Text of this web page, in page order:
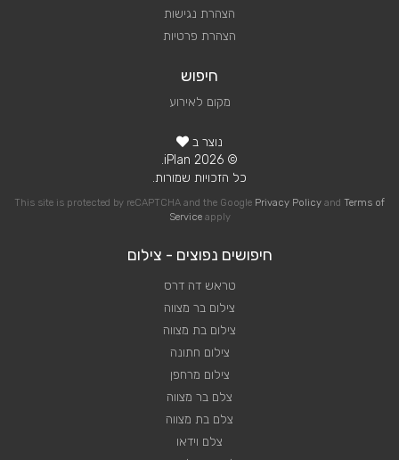
הצהרת נגישות
הצהרת פרטיות
חיפוש
מקום לאירוע
נוצר ב
© 2026 iPlan.
כל הזכויות שמורות.
This site is protected by reCAPTCHA and the Google Privacy Policy and Terms of
Serviceapply
חיפושים נפוצים - צילום
טראש דה דרס
צילום בר מצווה
צילום בת מצווה
צילום חתונה
צילום מרחפן
צלם בר מצווה
צלם בת מצווה
צלם וידאו